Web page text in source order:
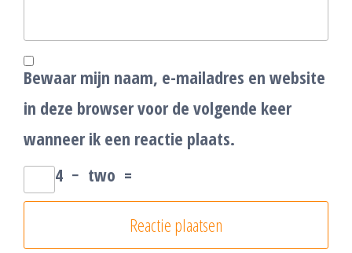
Bewaar mijn naam, e-mailadres en website
in deze browser voor de volgende keer
wanneer ik een reactie plaats.
4 − two =